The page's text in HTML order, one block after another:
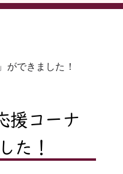
ができました！
援コーナ
た！